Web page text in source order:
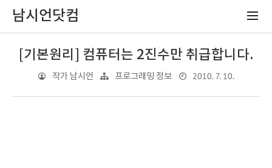
남시언닷컴
[기본원리] 컴퓨터는 2진수만 취급합니다.
작가 남시언 프로그래밍 정보 2010. 7. 10.